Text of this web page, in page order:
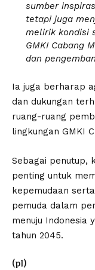
sumber
tetapi juga
melirik kondisi
GMKI Cabang
dan
Ia juga berharap
dan dukungan
ruang-ruang
lingkungan GMKI
Sebagai penutup,
penting untuk
kepemudaan
pemuda dalam
menuju Indonesia
tahun 2045.
(pl)